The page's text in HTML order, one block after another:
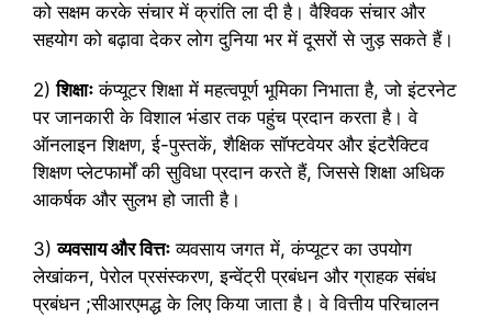
को सक्षम करके संचार में क्रांति ला दी है। वैश्विक संचार और
सहयोग को बढ़ावा देकर लोग दुनिया भर में दूसरों से जुड़ सकते हैं।
2)शिक्षाः कंप्यूटर शिक्षा में महत्वपूर्ण भूमिका निभाता है, जो इंटरनेट
पर जानकारी के विशाल भंडार तक पहुंच प्रदान करता है। वे
ऑनलाइन शिक्षण, ई-पुस्तकें, शैक्षिक सॉफ्टवेयर और इंटरैक्टिव
शिक्षण प्लेटफार्मों की सुविधा प्रदान करते हैं, जिससे शिक्षा अधिक
आकर्षक और सुलभ हो जाती है।
3)व्यवसाय और वित्तः व्यवसाय जगत में, कंप्यूटर का उपयोग
लेखांकन, पेरोल प्रसंस्करण, इन्वेंट्री प्रबंधन और ग्राहक संबंध
प्रबंधन ;सीआरएमद्ध के लिए किया जाता है। वे वित्तीय परिचालन